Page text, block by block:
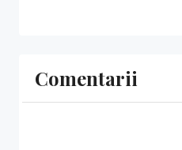
Comentarii